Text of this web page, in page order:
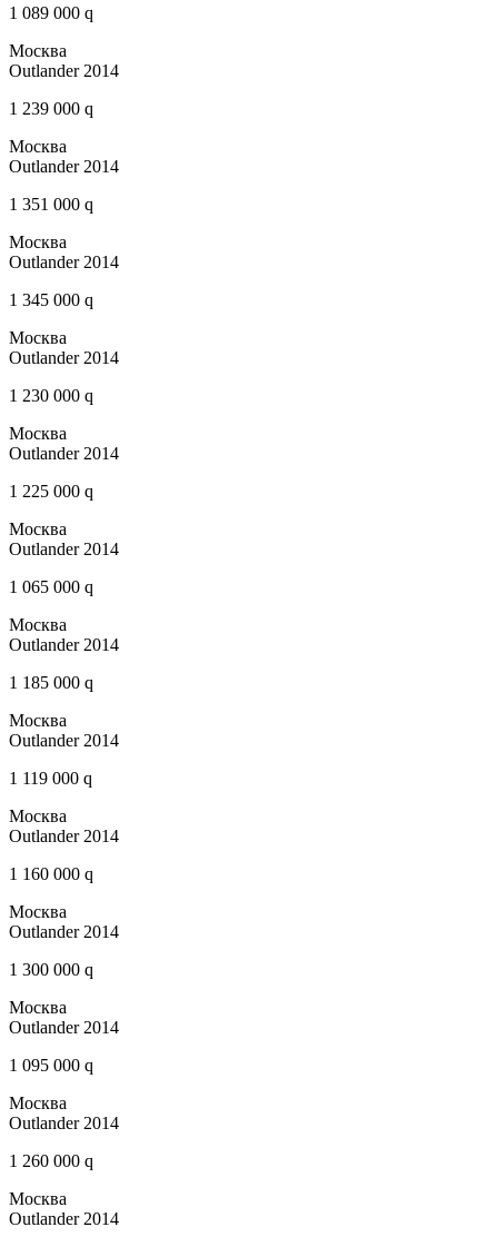
1 089 000 q
Москва
Outlander 2014
1 239 000 q
Москва
Outlander 2014
1 351 000 q
Москва
Outlander 2014
1 345 000 q
Москва
Outlander 2014
1 230 000 q
Москва
Outlander 2014
1 225 000 q
Москва
Outlander 2014
1 065 000 q
Москва
Outlander 2014
1 185 000 q
Москва
Outlander 2014
1 119 000 q
Москва
Outlander 2014
1 160 000 q
Москва
Outlander 2014
1 300 000 q
Москва
Outlander 2014
1 095 000 q
Москва
Outlander 2014
1 260 000 q
Москва
Outlander 2014